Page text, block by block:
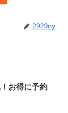
2929ny
お得に予約